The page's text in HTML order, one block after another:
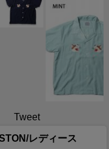
Tweet
レディース